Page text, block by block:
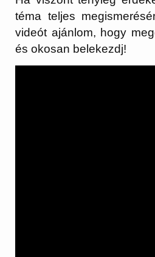
téma teljes
videót ajánlom, hogy
és okosan belekezdj!